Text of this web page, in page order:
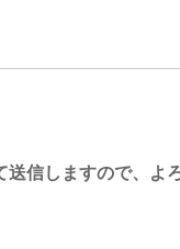
信しますので、よ